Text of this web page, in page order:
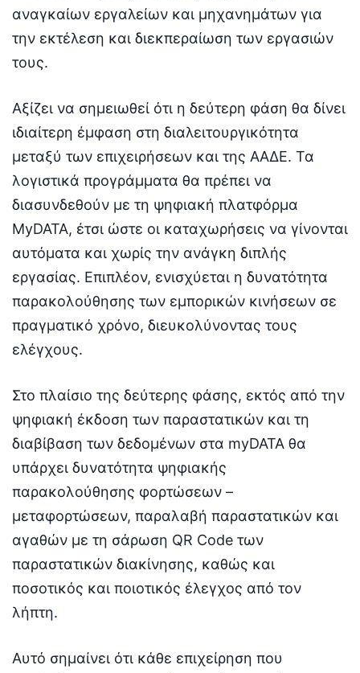
αναγκαίων εργαλείων και μηχανημάτων για
την εκτέλεση και διεκπεραίωση των εργασιών
τους.
Αξίζει να σημειωθεί ότι η δεύτερη φάση θα δίνει
ιδιαίτερη έμφαση στη διαλειτουργικότητα
μεταξύ των επιχειρήσεων και της ΑΑΔΕ. Τα
λογιστικά προγράμματα θα πρέπει να
διασυνδεθούν με τη ψηφιακή πλατφόρμα
ΜyDATA, έτσι ώστε οι καταχωρήσεις να γίνονται
αυτόματα και χωρίς την ανάγκη διπλής
εργασίας. Επιπλέον, ενισχύεται η δυνατότητα
παρακολούθησης των εμπορικών κινήσεων σε
πραγματικό χρόνο, διευκολύνοντας τους
ελέγχους.
Στο πλαίσιο της δεύτερης φάσης, εκτός από την
ψηφιακή έκδοση των παραστατικών και τη
διαβίβαση των δεδομένων στα myDATA θα
υπάρχει δυνατότητα ψηφιακής
παρακολούθησης φορτώσεων –
μεταφορτώσεων, παραλαβή παραστατικών και
αγαθών με τη σάρωση QR Code των
παραστατικών διακίνησης, καθώς και
ποσοτικός και ποιοτικός έλεγχος από τον
λήπτη.
Αυτό σημαίνει ότι κάθε επιχείρηση που